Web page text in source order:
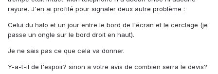
rayure. J'en ai profité pour signaler deux autre problème :
Celui du halo et un jour entre le bord de l'écran et le cerclage (je
passe un ongle sur le bord droit en haut).
Je ne sais pas ce que cela va donner.
Y-a-t-il de l'espoir? sinon a votre avis de combien serra le devis?